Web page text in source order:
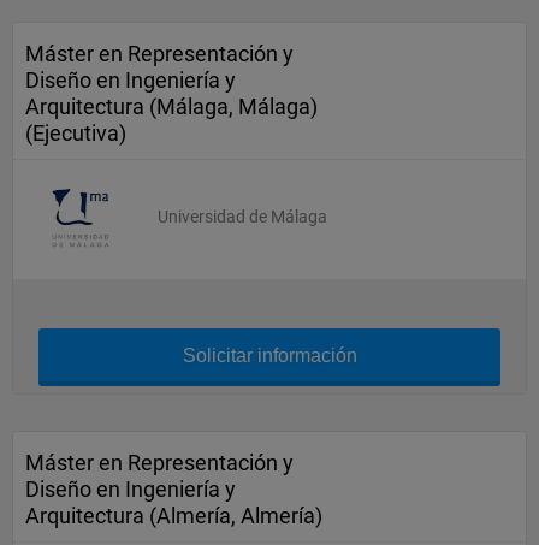
Máster en Representación y
Diseño en Ingeniería y
Arquitectura (Málaga, Málaga)
(Ejecutiva)
Universidad de Málaga
Solicitar información
Máster en Representación y
Diseño en Ingeniería y
Arquitectura (Almería, Almería)